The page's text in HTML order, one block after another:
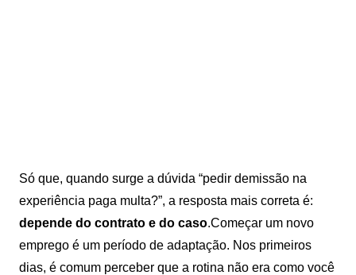
Só que, quando surge a dúvida “pedir demissão na
experiência paga multa?”, a resposta mais correta é:
depende do contrato e do caso.Começar um novo
emprego é um período de adaptação. Nos primeiros
dias, é comum perceber que a rotina não era como você